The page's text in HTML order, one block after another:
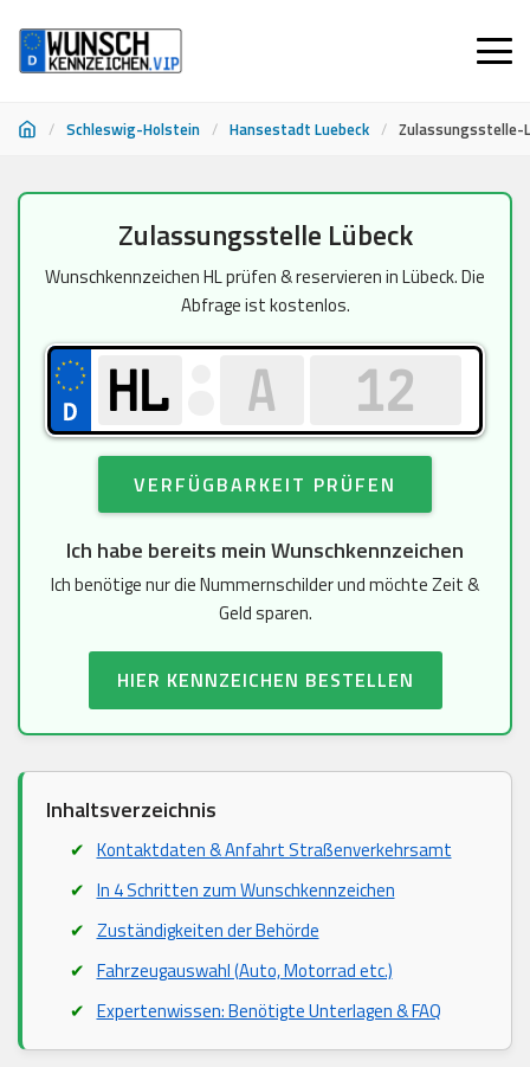
/ Schleswig-Holstein / Hansestadt Luebeck / Zulassungsstelle-
springen
Zulassungsstelle Lübeck
Wunschkennzeichen HL prüfen & reservieren in Lübeck. Die
Abfrage ist kostenlos.
VERFÜGBARKEIT PRÜFEN
Ich habe bereits mein Wunschkennzeichen
Ich benötige nur die Nummernschilder und möchte Zeit &
Geld sparen.
HIER KENNZEICHEN BESTELLEN
Inhaltsverzeichnis
Kontaktdaten & Anfahrt Straßenverkehrsamt
In 4 Schritten zum Wunschkennzeichen
Zuständigkeiten der Behörde
Fahrzeugauswahl (Auto, Motorrad etc.)
Expertenwissen: Benötigte Unterlagen & FAQ